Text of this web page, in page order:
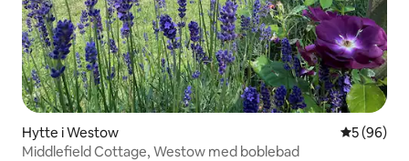
Hytte i Westow 5 ud af 5 i
5 (96)
Middlefield Cottage, Westow med boblebad